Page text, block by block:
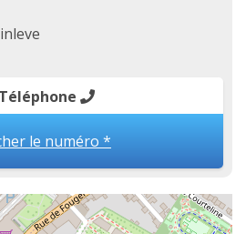
Téléphone
le numéro *